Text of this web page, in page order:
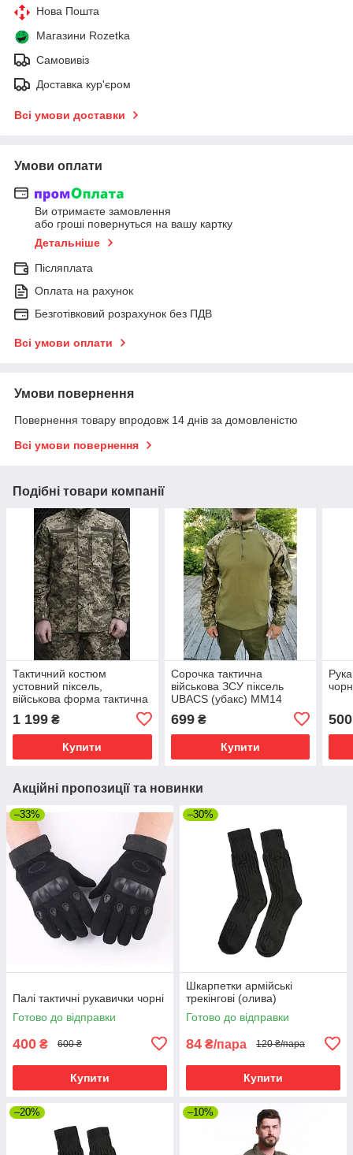
Нова Пошта
Магазини Rozetka
Самовивіз
Доставка кур'єром
Всі умови доставки
Умови оплати
Ви отримаєте замовлення
або гроші повернуться на вашу картку
Детальніше
Післяплата
Оплата на рахунок
Безготівковий розрахунок без ПДВ
Всі умови оплати
Умови повернення
Повернення товару впродовж 14 днів за домовленістю
Всі умови повернення
Подібні товари компанії
Тактичний костюм
устовний піксель,
військова форма тактична
1 199 ₴
Купити
Сорочка тактична
військова ЗСУ піксель
UBACS (убакс) ММ14
699₴
Купити
500
Акційні пропозиції та новинки
–33%
Палі тактичні рукавички чорні
Готово до відправки
400 ₴ 600 ₴
Купити
–30%
Шкарпетки армійські
трекінгові (олива)
Готово до відправки
84 ₴/пара 120 ₴/пара
Купити
–20% –10%